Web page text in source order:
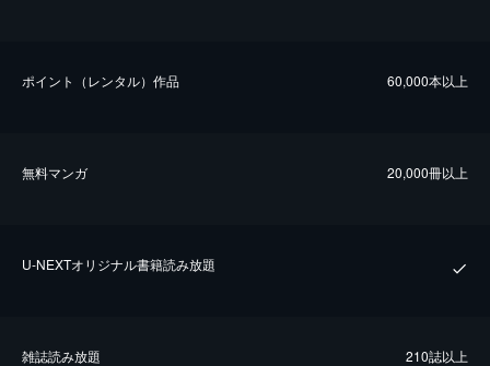
ポイント（レンタル）作品 60,000本以上
無料マンガ 20,000冊以上
U-NEXTオリジナル書籍読み放題
雑誌読み放題 210誌以上